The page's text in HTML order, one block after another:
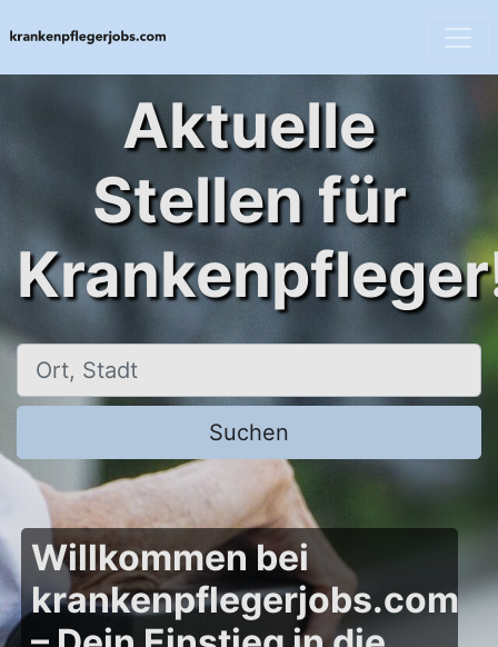
Aktuelle
Stellen für
Ort, Stadt
Suchen
Willkommen bei
krankenpflegerjobs.com